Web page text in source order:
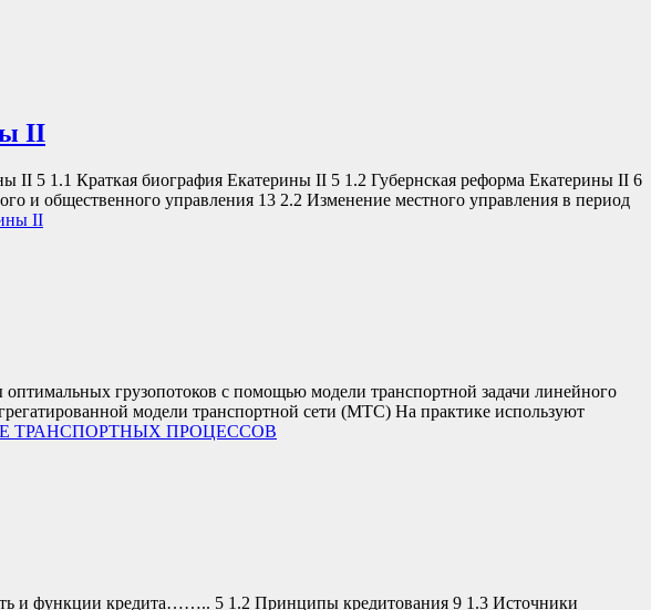
II
1.1 Краткая биография Екатерины II 5 1.2 Губернская реформа Екатерины II 6
и общественного управления 13 2.2 Изменение местного управления в период
II
грузопотоков с помощью модели транспортной задачи линейного
модели транспортной сети (МТС) На практике используют
ТРАНСПОРТНЫХ ПРОЦЕССОВ
кредита…….. 5 1.2 Принципы кредитования 9 1.3 Источники